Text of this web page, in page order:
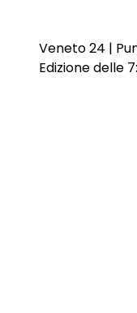
Veneto 24 |
Edizione delle